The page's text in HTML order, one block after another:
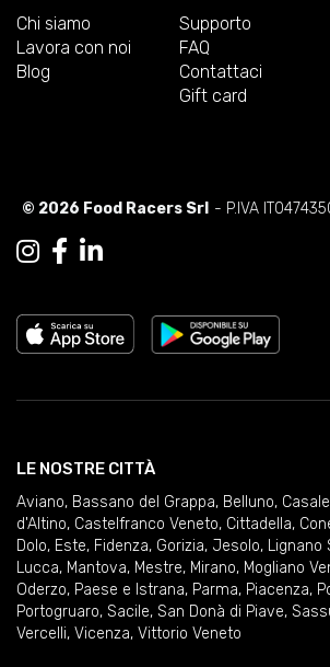
Chi siamo
Lavora con noi
Blog
Supporto
FAQ
Contattaci
Gift card
© 2026 Food Racers Srl - P.IVA
LE NOSTRE CITTÀ
Aviano, Bassano del Grappa, Belluno,
d'Altino, Castelfranco Veneto, Cittadella,
Dolo, Este, Fidenza, Gorizia, Jesolo, Lignano
Lucca, Mantova, Mestre, Mirano, Mogliano
Oderzo, Paese e Istrana, Parma, Piacenza,
Portogruaro, Sacile, San Donà di Piave,
Vercelli, Vicenza, Vittorio Veneto